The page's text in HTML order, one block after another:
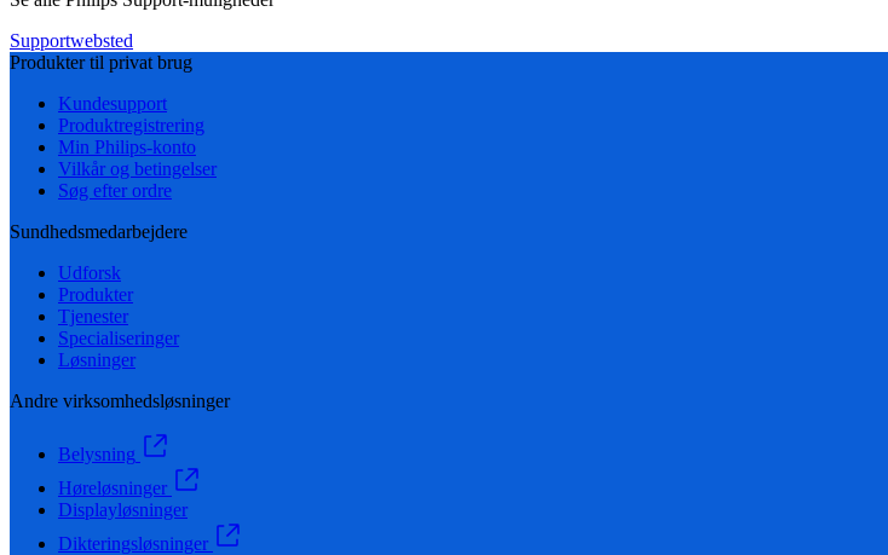
Supportwebsted
Produkter til privat brug
Kundesupport
Produktregistrering
Min Philips-konto
Vilkår og betingelser
Søg efter ordre
Sundhedsmedarbejdere
Udforsk
Produkter
Tjenester
Specialiseringer
Løsninger
Andre virksomhedsløsninger
Belysning
Høreløsninger
Displayløsninger
Dikteringsløsninger